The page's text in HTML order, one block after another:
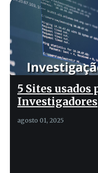
5 Sites usados
Investigadores
agosto 01, 2025